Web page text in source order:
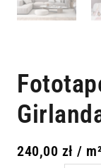
240,00 zł / m²